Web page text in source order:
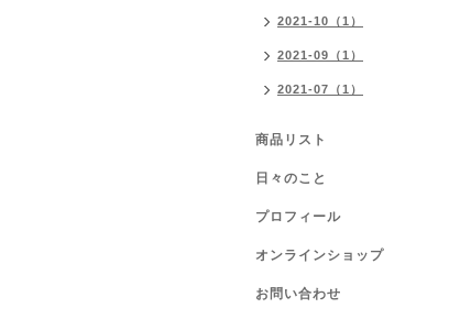
2021-10（1）
2021-09（1）
2021-07（1）
商品リスト
日々のこと
プロフィール
オンラインショップ
お問い合わせ